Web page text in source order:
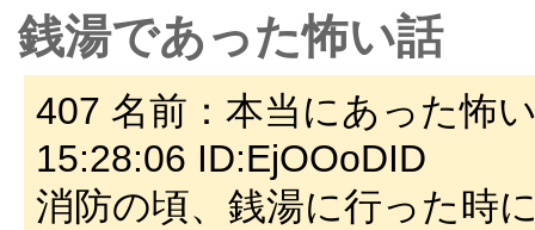
銭湯であった怖い話
407 名前：本当にあった怖
15:28:06 ID:EjOOoDID
消防の頃、銭湯に行った時